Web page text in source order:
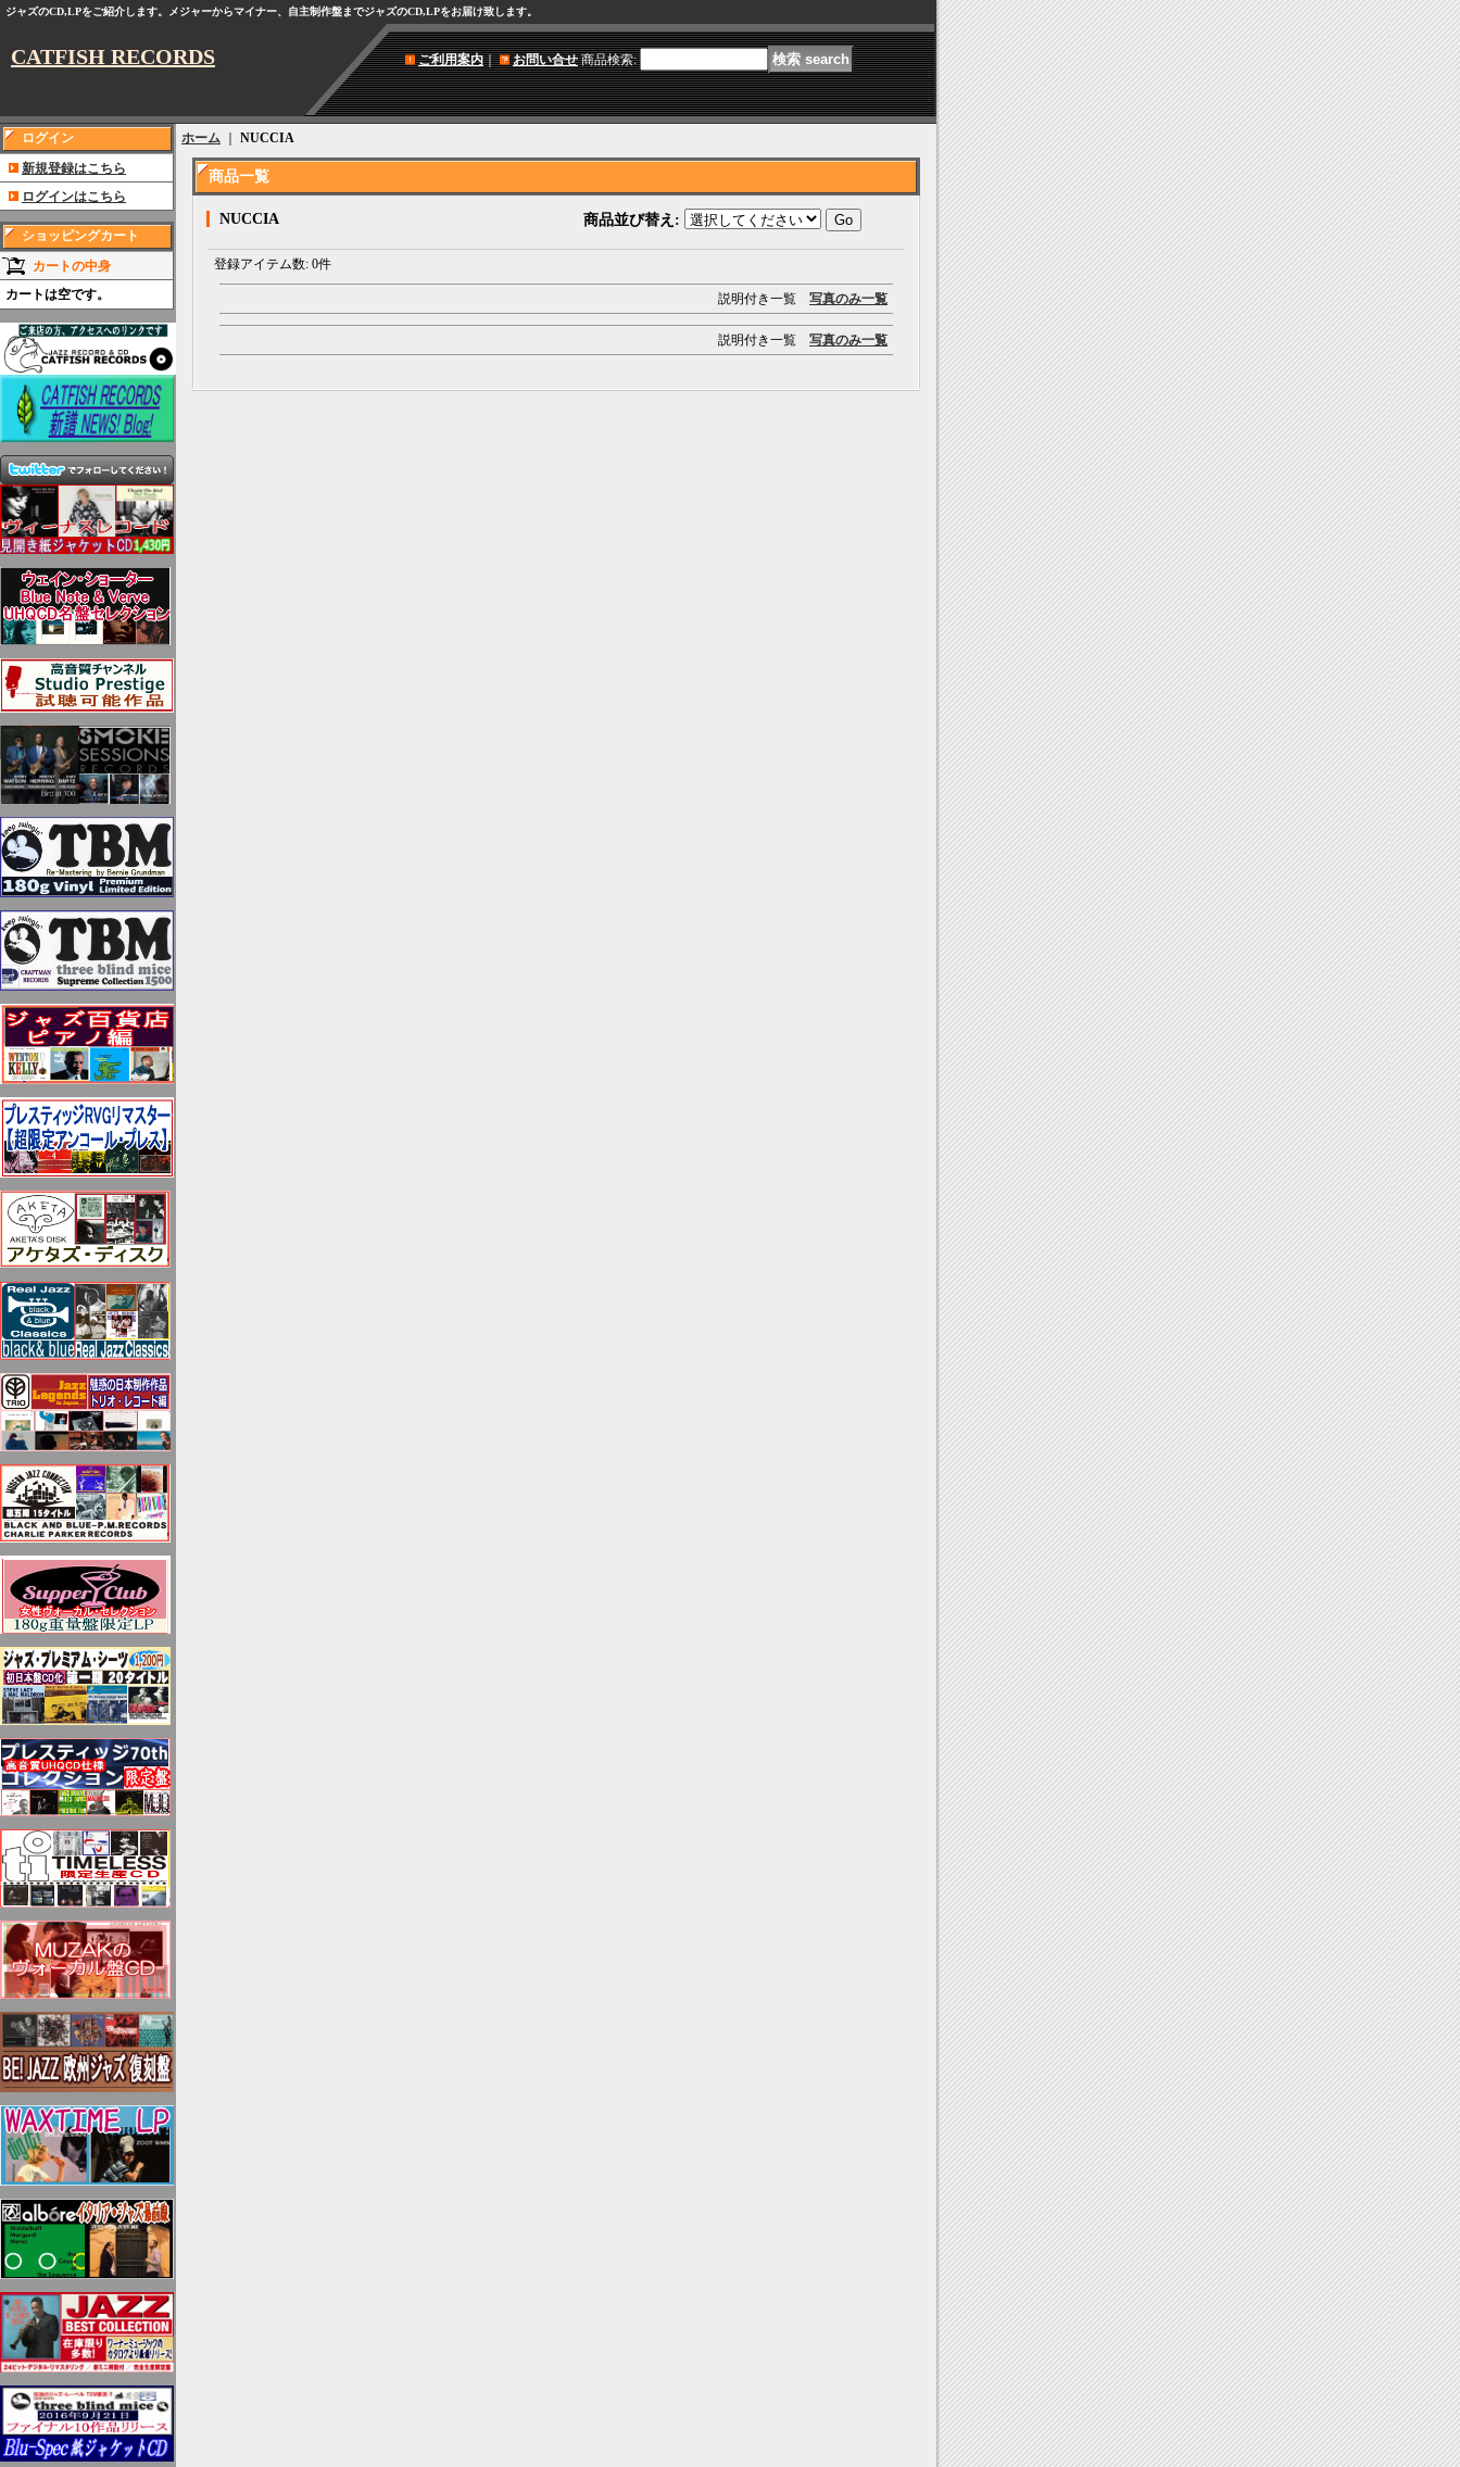
ジャズのCD,LPをご紹介します。メジャーからマイナー、自主制作盤までジャズのCD,LPをお届け致します。
CATFISH RECORDS ご利用案内｜ お問い合せ 商品検索:
ログイン
新規登録はこちら
ログインはこちら
ショッピングカート
カートの中身
カートは空です。
ホーム NUCCIA
商品一覧
NUCCIA 商品並び替え :
登録アイテム数: 0件
説明付き一覧 写真のみ一覧
説明付き一覧 写真のみ一覧